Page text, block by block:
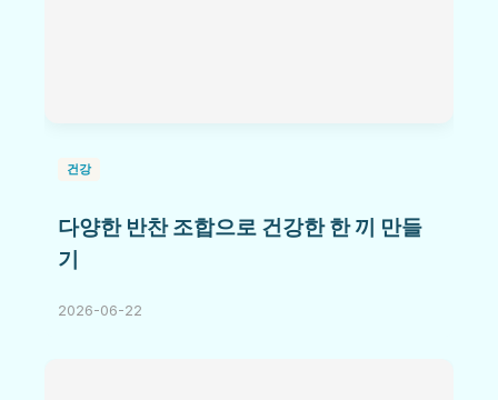
건강
다양한 반찬 조합으로 건강한 한 끼 만들
기
2026-06-22